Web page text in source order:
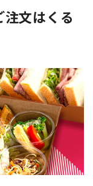
文はくる